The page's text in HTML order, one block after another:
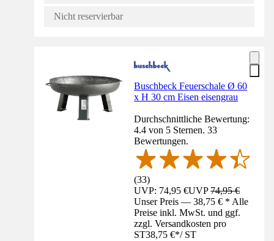
Nicht reservierbar
Buschbeck Feuerschale Ø 60
x H 30 cm Eisen eisengrau
Durchschnittliche Bewertung:
4.4 von 5 Sternen. 33
Bewertungen.
(33)
UVP: 74,95 €UVP74,95 €
Unser Preis — 38,75 € * Alle
Preise inkl. MwSt. und ggf.
zzgl. Versandkosten pro
ST38,75 €*/ ST